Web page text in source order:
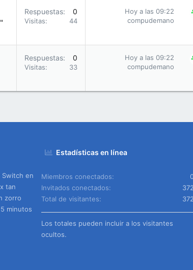
Respuestas 0
Visitas 44
Hoy a las 09:22
compudemano
Respuestas 0
Visitas 33
Hoy a las 09:22
compudemano
Switch en
tan
zorro
minutos
Estadísticas en línea
Miembros conectados
Invitados conectados
372
Total de visitantes
372
Los totales pueden incluir a los visitantes
ocultos.